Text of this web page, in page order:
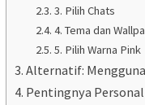
3. Pilih Chats
4. Tema dan
5. Pilih Warna Pink
Alternatif:
Pentingnya